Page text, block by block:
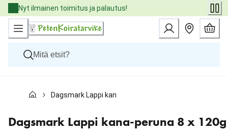
Skip
to
Content
Nyt ilmainen toimitus ja palautus!
Kissat
Eläinlääkäriruoat
Tuotemerkit
Dagsmark Lappi kana-peruna 8 x 120g
Dagsmark Lappi kana-peruna 8 x 120g